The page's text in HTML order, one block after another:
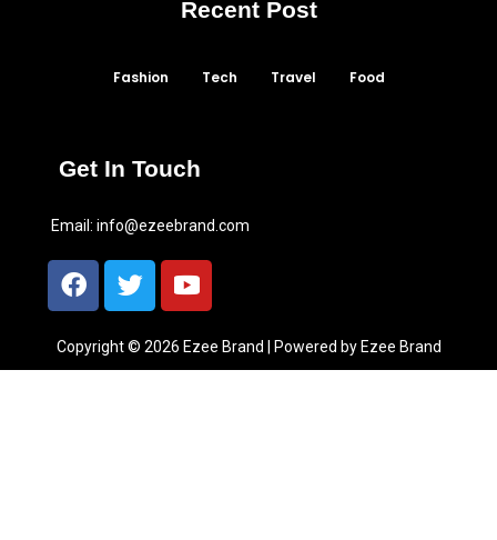
Recent Post
Fashion Tech Travel Food
Get In Touch
Email: info@ezeebrand.com
Copyright © 2026 Ezee Brand | Powered by Ezee Brand